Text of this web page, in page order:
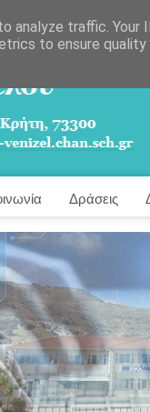
Δράσεις
analyze traffic. Your
to ensure